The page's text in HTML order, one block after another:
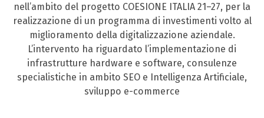
nell’ambito del progetto COESIONE ITALIA 21–27, per la
realizzazione di un programma di investimenti volto al
miglioramento della digitalizzazione aziendale.
L’intervento ha riguardato l’implementazione di
infrastrutture hardware e software, consulenze
specialistiche in ambito SEO e Intelligenza Artificiale,
sviluppo e-commerce